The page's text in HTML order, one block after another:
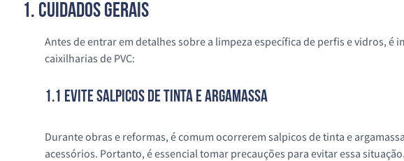
1. Cuidados Gerais
Antes de entrar em detalhes sobre a limpeza específica de perfis e vidros,
caixilharias de PVC:
1.1 Evite Salpicos de Tinta e Argamassa
Durante obras e reformas, é comum ocorrerem salpicos de tinta e
acessórios. Portanto, é essencial tomar precauções para evitar essa